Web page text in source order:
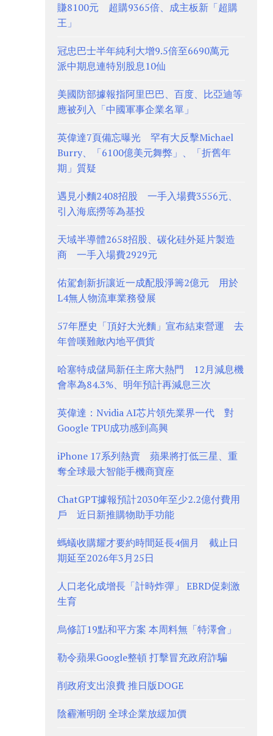
賺8100元 超購9365倍、成主板新「超購
王」
冠忠巴士半年純利大增9.5倍至6690萬元
派中期息連特別股息10仙
美國防部據報指阿里巴巴、百度、比亞迪等
應被列入「中國軍事企業名單」
英偉達7頁備忘曝光 罕有大反擊Michael
Burry、「6100億美元舞弊」、「折舊年
期」質疑
遇見小麵2408招股 一手入場費3556元、
引入海底撈等為基投
天域半導體2658招股、碳化硅外延片製造
商 一手入場費2929元
佑駕創新折讓近一成配股淨籌2億元 用於
L4無人物流車業務發展
57年歷史「頂好大光麵」宣布結束營運 去
年曾嘆難敵內地平價貨
哈塞特成儲局新任主席大熱門 12月減息機
會率為84.3%、明年預計再減息三次
英偉達：Nvidia AI芯片領先業界一代 對
Google TPU成功感到高興
iPhone 17系列熱賣 蘋果將打低三星、重
奪全球最大智能手機商寶座
ChatGPT據報預計2030年至少2.2億付費用
戶 近日新推購物助手功能
螞蟻收購耀才要約時間延長4個月 截止日
期延至2026年3月25日
人口老化成增長「計時炸彈」 EBRD促刺激
生育
烏修訂19點和平方案 本周料無「特澤會」
勒令蘋果Google整頓 打擊冒充政府詐騙
削政府支出浪費 推日版DOGE
陰霾漸明朗 全球企業放緩加價